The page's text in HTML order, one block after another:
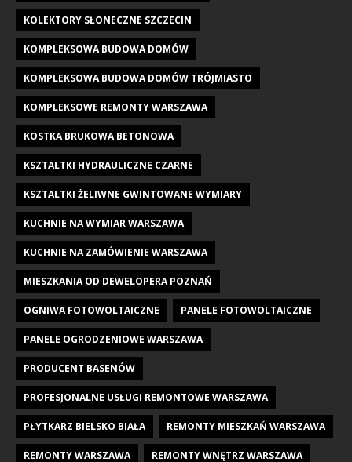
KOLEKTORY SŁONECZNE SZCZECIN
KOMPLEKSOWA BUDOWA DOMÓW
KOMPLEKSOWA BUDOWA DOMÓW TRÓJMIASTO
KOMPLEKSOWE REMONTY WARSZAWA
KOSTKA BRUKOWA BETONOWA
KSZTAŁTKI HYDRAULICZNE CZARNE
KSZTAŁTKI ŻELIWNE GWINTOWANE WYMIARY
KUCHNIE NA WYMIAR WARSZAWA
KUCHNIE NA ZAMÓWIENIE WARSZAWA
MIESZKANIA OD DEWELOPERA POZNAŃ
OGNIWA FOTOWOLTAICZNE PANELE FOTOWOLTAICZNE
PANELE OGRODZENIOWE WARSZAWA
PRODUCENT BASENÓW
PROFESJONALNE USŁUGI REMONTOWE WARSZAWA
PŁYTKARZ BIELSKO BIAŁA REMONTY MIESZKAŃ WARSZAWA
REMONTY WARSZAWA REMONTY WNĘTRZ WARSZAWA